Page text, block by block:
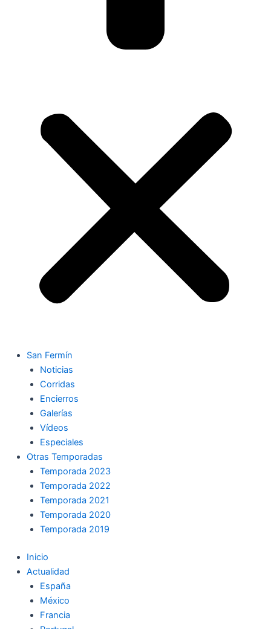
San Fermín
Noticias
Corridas
Encierros
Galerías
Vídeos
Especiales
Otras Temporadas
Temporada 2023
Temporada 2022
Temporada 2021
Temporada 2020
Temporada 2019
Inicio
Actualidad
España
México
Francia